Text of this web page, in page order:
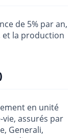
de 5% par an,
et la production
en unité
vie, assurés par
Generali,